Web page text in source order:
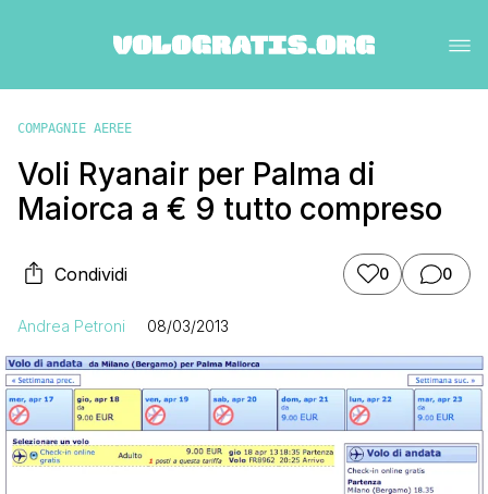
COMPAGNIE AEREE
Voli Ryanair per Palma di
Maiorca a € 9 tutto compreso
Condividi 0 0
Andrea Petroni 08/03/2013